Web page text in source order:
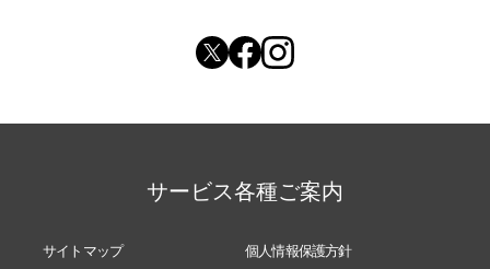
サービス各種ご案内
サイトマップ 個人情報保護方針